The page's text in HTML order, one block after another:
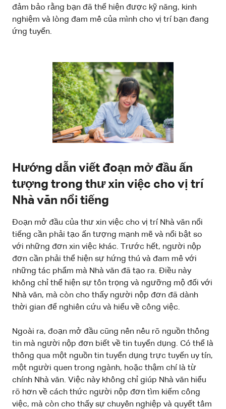
đảm bảo rằng bạn đã thể hiện được kỹ năng, kinh
nghiệm và lòng đam mê của mình cho vị trí bạn đang
ứng tuyển.
Hướng dẫn viết đoạn mở đầu ấn
tượng trong thư xin việc cho vị trí
Nhà văn nổi tiếng
Đoạn mở đầu của thư xin việc cho vị trí Nhà văn nổi
tiếng cần phải tạo ấn tượng mạnh mẽ và nổi bật so
với những đơn xin việc khác. Trước hết, người nộp
đơn cần phải thể hiện sự hứng thú và đam mê với
những tác phẩm mà Nhà văn đã tạo ra. Điều này
không chỉ thể hiện sự tôn trọng và ngưỡng mộ đối với
Nhà văn, mà còn cho thấy người nộp đơn đã dành
thời gian để nghiên cứu và hiểu về công việc.
Ngoài ra, đoạn mở đầu cũng nên nêu rõ nguồn thông
tin mà người nộp đơn biết về tin tuyển dụng. Có thể là
thông qua một nguồn tin tuyển dụng trực tuyến uy tín,
một người quen trong ngành, hoặc thậm chí là từ
chính Nhà văn. Việc này không chỉ giúp Nhà văn hiểu
rõ hơn về cách thức người nộp đơn tìm kiếm công
việc, mà còn cho thấy sự chuyên nghiệp và quyết tâm